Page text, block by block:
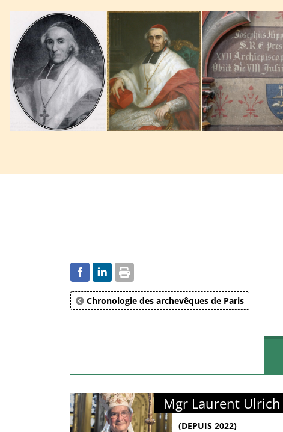
Chronologie des archevêques de Paris
Mgr Laurent Ulrich
(DEPUIS 2022)